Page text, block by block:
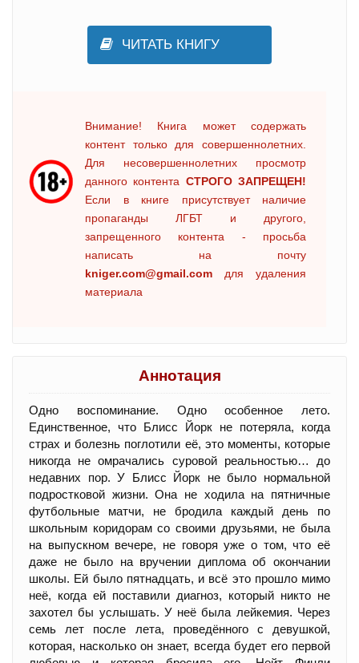
ЧИТАТЬ КНИГУ
Внимание! Книга может содержать
контент только для совершеннолетних.
Для несовершеннолетних просмотр
данного контента СТРОГО ЗАПРЕЩЕН!
Если в книге присутствует наличие
пропаганды ЛГБТ и другого,
запрещенного контента - просьба
написать на почту
kniger.com@gmail.com для удаления
материала
Аннотация
Одно воспоминание. Одно особенное лето.
Единственное, что Блисс Йорк не потеряла, когда
страх и болезнь поглотили её, это моменты, которые
никогда не омрачались суровой реальностью… до
недавних пор. У Блисс Йорк не было нормальной
подростковой жизни. Она не ходила на пятничные
футбольные матчи, не бродила каждый день по
школьным коридорам со своими друзьями, не была
на выпускном вечере, не говоря уже о том, что её
даже не было на вручении диплома об окончании
школы. Ей было пятнадцать, и всё это прошло мимо
неё, когда ей поставили диагноз, который никто не
захотел бы услышать. У неё была лейкемия. Через
семь лет после лета, проведённого с девушкой,
которая, насколько он знает, всегда будет его первой